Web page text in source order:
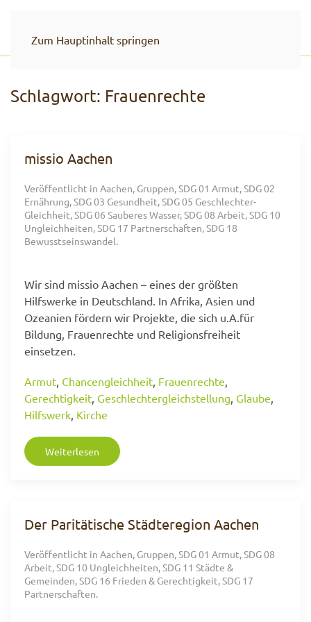
Zum Hauptinhalt springen
Schlagwort: Frauenrechte
missio Aachen
Veröffentlicht in Aachen, Gruppen,SDG 01 Armut,SDG 02
Ernährung,SDG 03 Gesundheit,SDG 05 Geschlechter-
Gleichheit,SDG 06 Sauberes Wasser,SDG 08 Arbeit,SDG 10
Ungleichheiten,SDG 17 Partnerschaften,SDG 18
Bewusstseinswandel.
Wir sind missio Aachen – eines der größten
Hilfswerke in Deutschland. In Afrika, Asien und
Ozeanien fördern wir Projekte, die sich u.A.für
Bildung, Frauenrechte und Religionsfreiheit
einsetzen.
Armut, Chancengleichheit, Frauenrechte,
Gerechtigkeit, Geschlechtergleichstellung, Glaube,
Hilfswerk, Kirche
Weiterlesen
Der Paritätische Städteregion Aachen
Veröffentlicht in Aachen, Gruppen,SDG 01 Armut,SDG 08
Arbeit,SDG 10 Ungleichheiten,SDG 11 Städte &
Gemeinden,SDG 16 Frieden & Gerechtigkeit,SDG 17
Partnerschaften.